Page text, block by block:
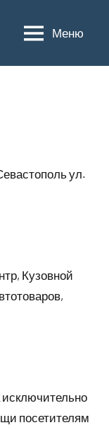
Меню
ул.
Кузовной
посетителям